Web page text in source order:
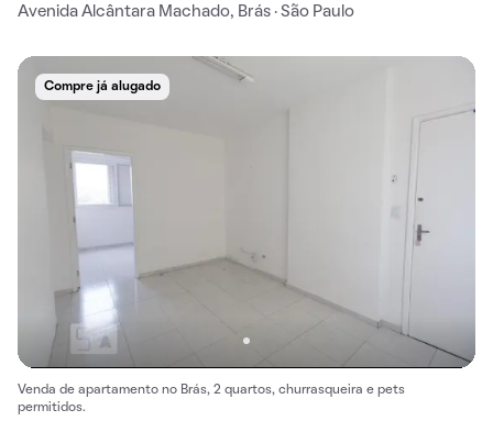
Avenida Alcântara Machado, Brás · São Paulo
Compre já alugado
Venda de apartamento no Brás, 2 quartos, churrasqueira e pets
permitidos.